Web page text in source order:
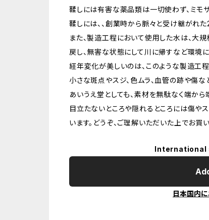
鞣しには有害な薬品類は一切使わず、ミモ
鞣しには、、創業時から脈々と受け継がれ
また、製造工程において使用した水は、大
戻し、無害な状態にして川に帰すなど環境に
経年変化が美しいのは、このような製造工
小さな斑点やスジ、色ムラ、血管の跡や傷
あいうえ堂としても、素材を無駄なく端から
目立たないところや隠れるところには傷や
います。どうぞ、ご理解いただいた上でお買
International
日本国内